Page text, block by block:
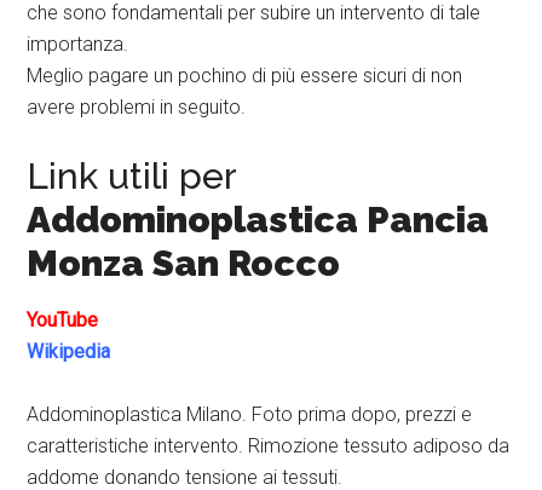
che sono fondamentali per subire un intervento di tale
importanza.
Meglio pagare un pochino di più essere sicuri di non
avere problemi in seguito.
Link utili per
Addominoplastica Pancia
Monza San Rocco
YouTube
Wikipedia
Addominoplastica Milano. Foto prima dopo, prezzi e
caratteristiche intervento. Rimozione tessuto adiposo da
addome donando tensione ai tessuti.